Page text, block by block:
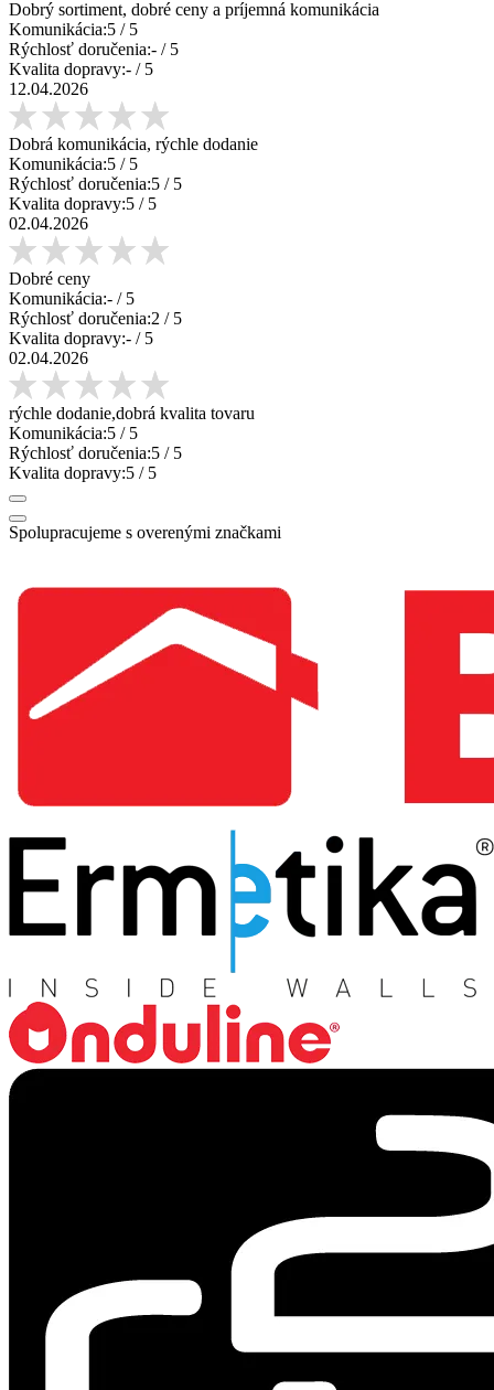
Dobrý sortiment, dobré ceny a príjemná komunikácia
Komunikácia:5 / 5
Rýchlosť doručenia:- / 5
Kvalita dopravy:- / 5
12.04.2026
Dobrá komunikácia, rýchle dodanie
Komunikácia:5 / 5
Rýchlosť doručenia:5 / 5
Kvalita dopravy:5 / 5
02.04.2026
Dobré ceny
Komunikácia:- / 5
Rýchlosť doručenia:2 / 5
Kvalita dopravy:- / 5
02.04.2026
rýchle dodanie,dobrá kvalita tovaru
Komunikácia:5 / 5
Rýchlosť doručenia:5 / 5
Kvalita dopravy:5 / 5
Spolupracujeme s overenými značkami